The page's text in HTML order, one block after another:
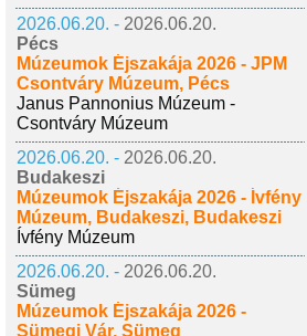
2026.06.20. - 2026.06.20.
Pécs
Múzeumok Éjszakája 2026 - JPM
Csontváry Múzeum, Pécs
Janus Pannonius Múzeum -
Csontváry Múzeum
2026.06.20. - 2026.06.20.
Budakeszi
Múzeumok Éjszakája 2026 - Ívfény
Múzeum, Budakeszi, Budakeszi
Ívfény Múzeum
2026.06.20. - 2026.06.20.
Sümeg
Múzeumok Éjszakája 2026 -
Sümegi Vár, Sümeg